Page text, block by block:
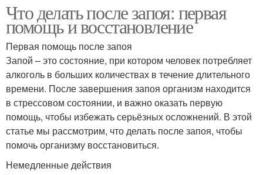
Что делать после запоя: первая
помощь и восстановление
Первая помощь после запоя
Запой – это состояние, при котором человек потребляет
алкоголь в больших количествах в течение длительного
времени. После завершения запоя организм находится
в стрессовом состоянии, и важно оказать первую
помощь, чтобы избежать серьёзных осложнений. В этой
статье мы рассмотрим, что делать после запоя, чтобы
помочь организму восстановиться.
Немедленные действия